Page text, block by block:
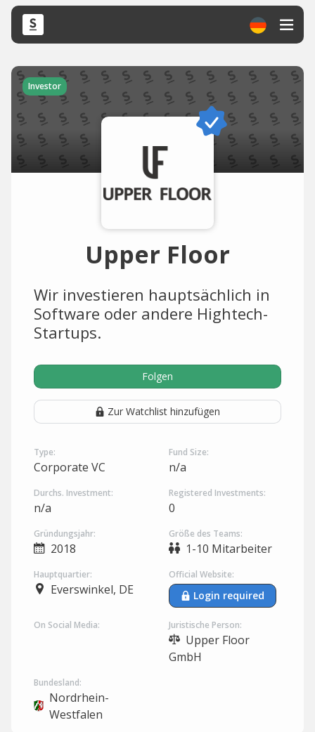
Investor
Upper Floor
Wir investieren hauptsächlich in
Software oder andere Hightech-
Startups.
Folgen
Zur Watchlist hinzufügen
Type:
Corporate VC
Fund Size:
n/a
Durchs. Investment:
n/a
Registered Investments:
0
Gründungsjahr:
2018
Größe des Teams:
1-10 Mitarbeiter
Hauptquartier:
Everswinkel, DE
Official Website:
Login required
On Social Media: Juristische Person:
Upper Floor
GmbH
Bundesland:
Nordrhein-
Westfalen